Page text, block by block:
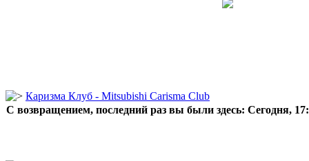
Каризма Клуб - Mitsubishi Carisma Club
С возвращением, последний раз вы были здесь: Сегодня,